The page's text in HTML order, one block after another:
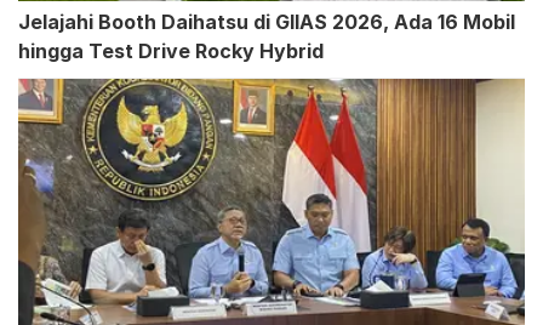
Jelajahi Booth Daihatsu di GIIAS 2026, Ada 16 Mobil
hingga Test Drive Rocky Hybrid